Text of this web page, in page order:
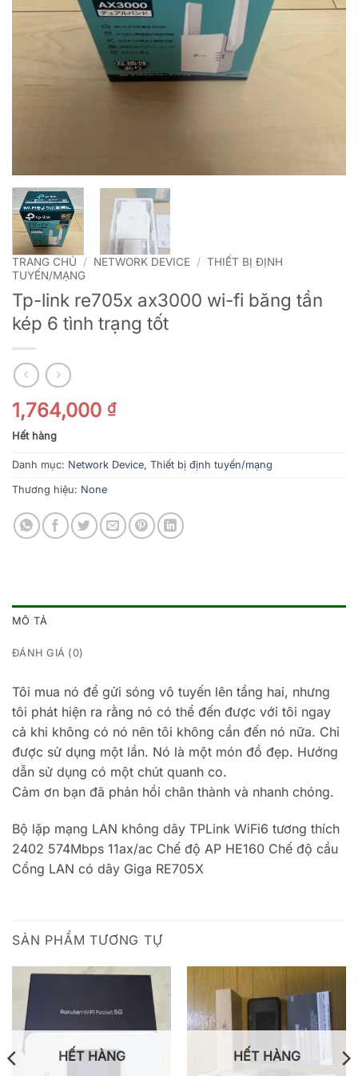
TRANG CHỦ / NETWORK DEVICE / THIẾT BỊ ĐỊNH
TUYẾN/MẠNG
Tp-link re705x ax3000 wi-fi băng tần
kép 6 tình trạng tốt
1,764,000 ₫
Hết hàng
Danh mục: Network Device, Thiết bị định tuyến/mạng
Thương hiệu: None
MÔ TẢ
ĐÁNH GIÁ (0)
Tôi mua nó để gửi sóng vô tuyến lên tầng hai, nhưng
tôi phát hiện ra rằng nó có thể đến được với tôi ngay
cả khi không có nó nên tôi không cần đến nó nữa. Chỉ
được sử dụng một lần. Nó là một món đồ đẹp. Hướng
dẫn sử dụng có một chút quanh co.
Cảm ơn bạn đã phản hồi chân thành và nhanh chóng.
Bộ lặp mạng LAN không dây TPLink WiFi6 tương thích
2402 574Mbps 11ax/ac Chế độ AP HE160 Chế độ cầu
Cổng LAN có dây Giga RE705X
SẢN PHẨM TƯƠNG TỰ
HẾT HÀNG HẾT HÀNG